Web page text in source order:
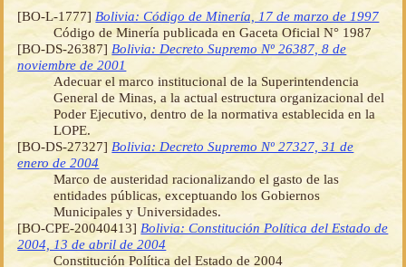
[BO-L-1777] Bolivia: Código de Minería, 17 de marzo de 1997
Código de Minería publicada en Gaceta Oficial N° 1987
[BO-DS-26387] Bolivia: Decreto Supremo Nº 26387, 8 de
noviembre de 2001
Adecuar el marco institucional de la Superintendencia
General de Minas, a la actual estructura organizacional del
Poder Ejecutivo, dentro de la normativa establecida en la
LOPE.
[BO-DS-27327] Bolivia: Decreto Supremo Nº 27327, 31 de
enero de 2004
Marco de austeridad racionalizando el gasto de las
entidades públicas, exceptuando los Gobiernos
Municipales y Universidades.
[BO-CPE-20040413] Bolivia: Constitución Política del Estado de
2004, 13 de abril de 2004
Constitución Política del Estado de 2004